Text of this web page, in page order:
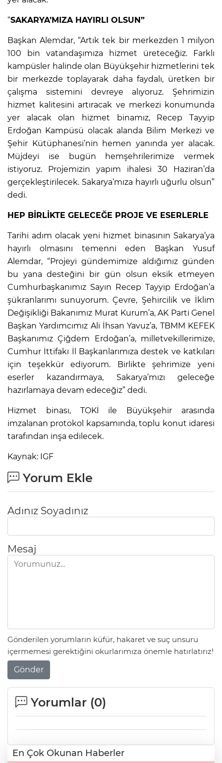
“SAKARYA’MIZA HAYIRLI OLSUN”
Başkan Alemdar, “Artık tek bir merkezden 1 milyon
100 bin vatandaşımıza hizmet üreteceğiz. Farklı
kampüsler halinde olan Büyükşehir hizmetlerini tek
bir merkezde toplayarak daha faydalı, üretken bir
çalışma sistemini devreye alıyoruz. Şehrimizin
hizmet kalitesini artıracak ve merkezi konumunda
yer alacak olan hizmet binamız, Recep Tayyip
Erdoğan Kampüsü olacak alanda Bilim Merkezi ve
Şehir Kütüphanesi’nin hemen yanında yer alacak.
Müjdeyi ise bugün hemşehrilerimize vermek
istiyoruz. Projemizin yapım ihalesi 30 Haziran’da
gerçekleştirilecek. Sakarya’mıza hayırlı uğurlu olsun”
dedi.
HEP BİRLİKTE GELECEĞE PROJE VE ESERLERLE
Tarihi adım olacak yeni hizmet binasının Sakarya’ya
hayırlı olmasını temenni eden Başkan Yusuf
Alemdar, “Projeyi gündemimize aldığımız günden
bu yana desteğini bir gün olsun eksik etmeyen
Cumhurbaşkanımız Sayın Recep Tayyip Erdoğan’a
şükranlarımı sunuyorum. Çevre, Şehircilik ve İklim
Değişikliği Bakanımız Murat Kurum’a, AK Parti Genel
Başkan Yardımcımız Ali İhsan Yavuz’a, TBMM KEFEK
Başkanımız Çiğdem Erdoğan’a, milletvekillerimize,
Cumhur İttifakı İl Başkanlarımıza destek ve katkıları
için teşekkür ediyorum. Birlikte şehrimize yeni
eserler kazandırmaya, Sakarya’mızı geleceğe
hazırlamaya devam edeceğiz” dedi.
Hizmet binası, TOKİ ile Büyükşehir arasında
imzalanan protokol kapsamında, toplu konut idaresi
tarafından inşa edilecek.
Kaynak: IGF
Yorum Ekle
Adınız Soyadınız
Mesaj
Gönderilen yorumların küfür, hakaret ve suç unsuru
içermemesi gerektiğini okurlarımıza önemle hatırlatırız!
Gönder
Yorumlar (0)
En Çok Okunan Haberler